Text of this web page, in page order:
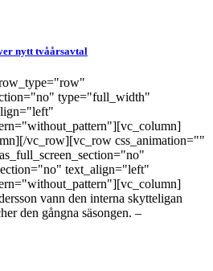
nytt tvåårsavtal
type="full_width"
vc_row][vc_row css_animation=""
text_align="left"
vann den interna skytteligan
den gångna säsongen. –